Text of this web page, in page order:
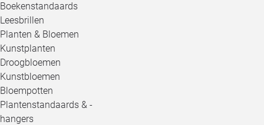
Boekenstandaards
Leesbrillen
Planten & Bloemen
Kunstplanten
Droogbloemen
Kunstbloemen
Bloempotten
Plantenstandaards & -
hangers